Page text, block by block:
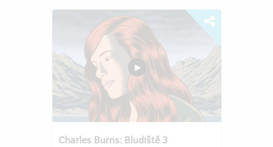
Charles Burns: Bludiště 3